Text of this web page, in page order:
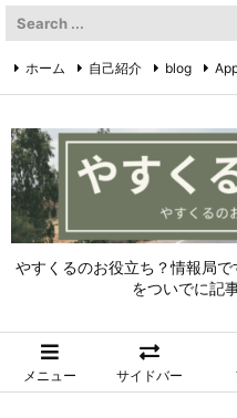
やすくるのお役立ち？情報局
をついでに記
メニュー サイドバー
ホーム 自己紹介 blog